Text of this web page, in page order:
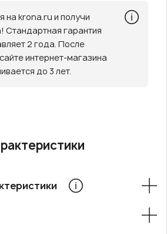
на krona.ru и получи
Стандартная гарантия
2 года. После
интернет-магазина
до 3 лет.